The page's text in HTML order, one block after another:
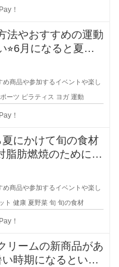
！
法やおすすめの運動
⭐︎6月になると夏直
め商品や参加するイベントや楽し
ーツ ピラティス ヨガ 運動
！
にかけて旬の食材
め商品や参加するイベントや楽し
ト 健康 夏野菜 旬 旬の食材
！
リームの新商品があ
時期になるといろ